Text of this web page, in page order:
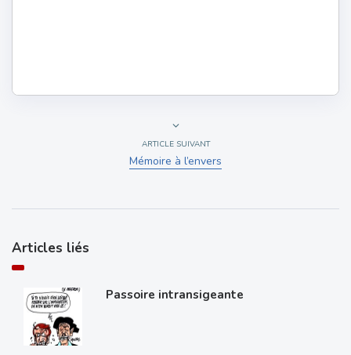
ARTICLE SUIVANT
Mémoire à l’envers
Articles liés
Passoire intransigeante